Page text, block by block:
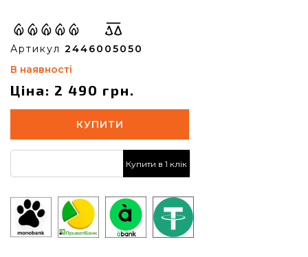
Артикул 2446005050
В наявності
Ціна: 2 490 грн.
КУПИТИ
Купити в 1 клік